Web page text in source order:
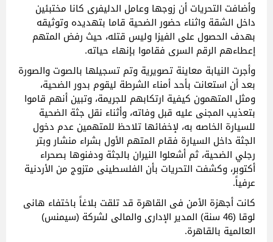
وأضافت التحريات أن زوجها وعامل الدليفرى كانا مختبئين
داخل الشقة واثناء حضور الضحية قاما بتهديده وتوثيقه
بهدف الحصول على الفيزا وليس قتله، حيث رفض المتهم
إعطاءهم الرقم السرى فقاموا بإنهاء حياته.
وأجرت النيابة معاينة تصويرية وتم تسجيلها بالصوت والصورة
بعد أن استعانت بأحد أمناء الشرطة ليقوم بدور الضحية،
ومثل المتهمون كيفية ارتكابهم للجريمة، وتبين أنهم قاموا
بتعذيب المجنى عليه قبل وفاته، وأثناء نقل جثة الضحية
للسيارة الخاصه به، لإخفائها تلاحظ للمتهمين عدم دخول
الجثة داخل السيارة فقام المتهم الأول بشراء منشار وبتر
رجلي الضحية، ثم أشعلوا النيران بالجثة ودفنوها بصحراء
أكتوبر، وكشفت التحريات بأن الفلسطينى متزوج من الأردنية
عرفياً.
كانت أجهزة الأمن فى القاهرة قد تلقت بلاغاً باختفاء هانى
لوقا (46 سنة) المدير الإدارى والمالى لشركة (سيمنس)
العالمية بالقاهرة.